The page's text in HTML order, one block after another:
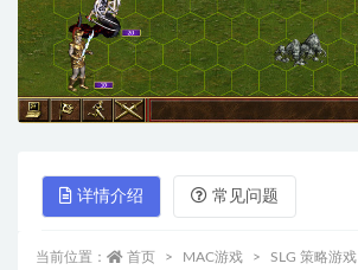
详情介绍 常见问题
当前位置： 首页 MAC游戏 SLG 策略游戏